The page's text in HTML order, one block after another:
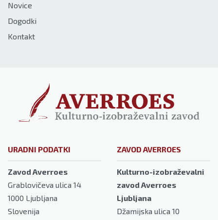
Novice
Dogodki
Kontakt
URADNI PODATKI
Zavod Averroes
Grablovičeva ulica 14
1000 Ljubljana
Slovenija
ZAVOD AVERROES
Kulturno-izobraževalni
zavod Averroes
Ljubljana
Džamijska ulica 10